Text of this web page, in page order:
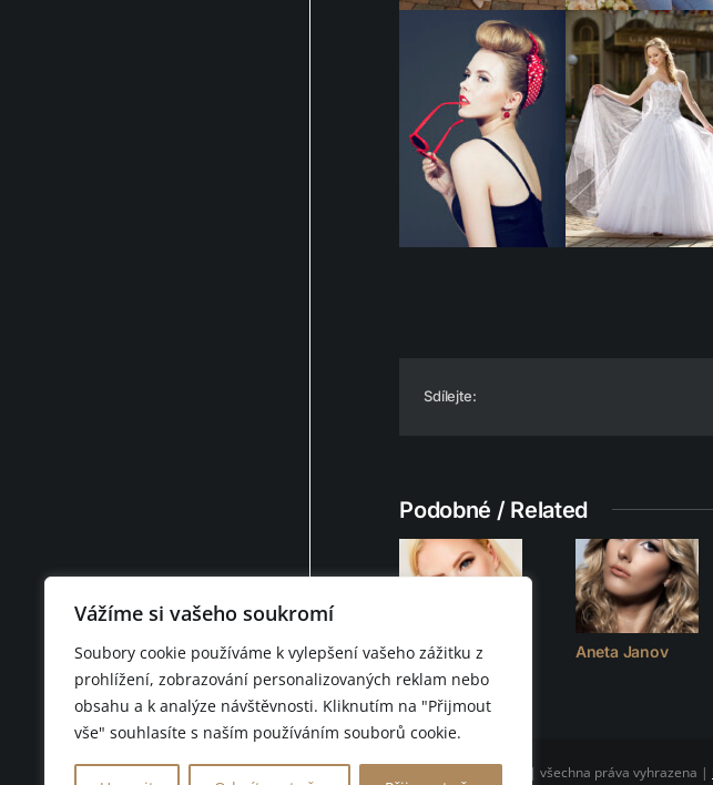
Vážíme si vašeho soukromí
Soubory cookie používáme k vylepšení vašeho zážitku z
prohlížení, zobrazování personalizovaných reklam nebo
obsahu a k analýze návštěvnosti. Kliknutím na "Přijmout
vše" souhlasíte s naším používáním souborů cookie.
Sdílejte:
Podobné / Related
Lucie Gatty Aneta Janov
© 2026 D.F.C. FASHION CLUB | všechna práva vyhrazena |